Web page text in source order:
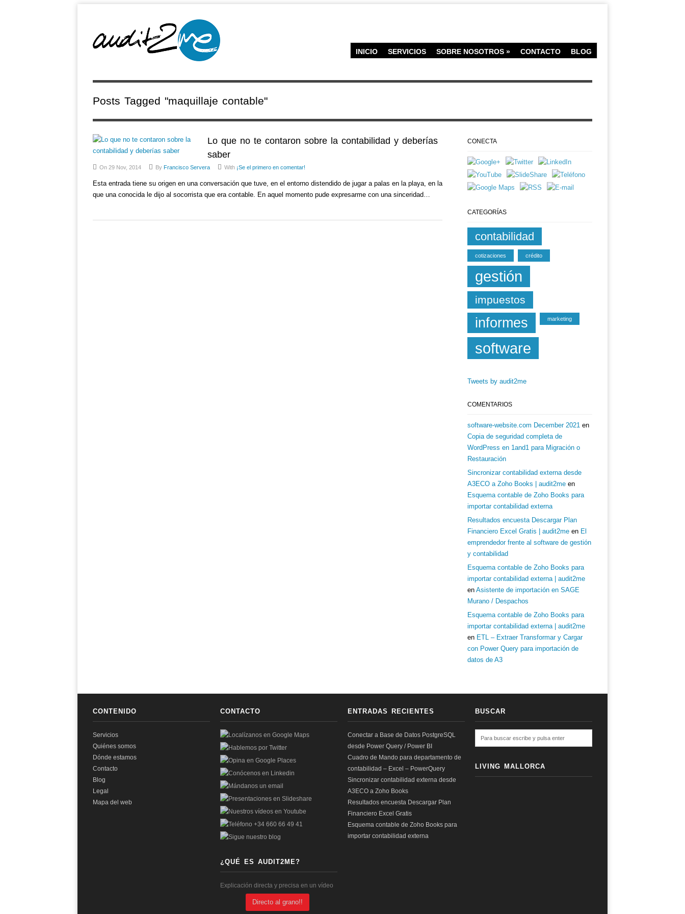
INICIO SERVICIOS SOBRE NOSOTROS » CONTACTO BLOG
Posts Tagged "maquillaje contable"
Lo que no te contaron sobre la contabilidad y deberías
saber
On 29 Nov, 2014 By Francisco Servera With ¡Se el primero en comentar!
Esta entrada tiene su origen en una conversación que tuve, en el entorno distendido de jugar a palas en la playa, en la
que una conocida le dijo al socorrista que era contable. En aquel momento pude expresarme con una sinceridad…
CONECTA
CATEGORÍAS
contabilidad
cotizaciones crédito
gestión
impuestos
informes marketing
software
Tweets by audit2me
COMENTARIOS
software-website.com December 2021 en
Copia de seguridad completa de
WordPress en 1and1 para Migración o
Restauración
Sincronizar contabilidad externa desde
A3ECO a Zoho Books | audit2me en
Esquema contable de Zoho Books para
importar contabilidad externa
Resultados encuesta Descargar Plan
Financiero Excel Gratis | audit2me en El
emprendedor frente al software de gestión
y contabilidad
Esquema contable de Zoho Books para
importar contabilidad externa | audit2me
en Asistente de importación en SAGE
Murano / Despachos
Esquema contable de Zoho Books para
importar contabilidad externa | audit2me
en ETL – Extraer Transformar y Cargar
con Power Query para importación de
datos de A3
CONTENIDO
Servicios
Quiénes somos
Dónde estamos
Contacto
Blog
Legal
Mapa del web
CONTACTO
¿QUÉ ES AUDIT2ME?
Explicación directa y precisa en un vídeo
Directo al grano!!
ENTRADAS RECIENTES
Conectar a Base de Datos PostgreSQL
desde Power Query / Power BI
Cuadro de Mando para departamento de
contabilidad – Excel – PowerQuery
Sincronizar contabilidad externa desde
A3ECO a Zoho Books
Resultados encuesta Descargar Plan
Financiero Excel Gratis
Esquema contable de Zoho Books para
importar contabilidad externa
BUSCAR
LIVING MALLORCA